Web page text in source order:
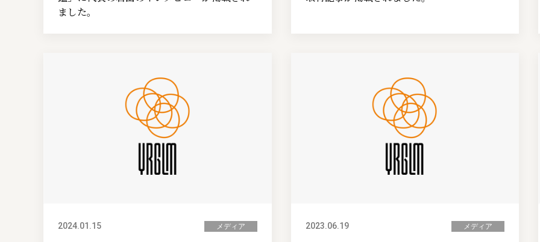
ました。
2024.01.15 メディア 2023.06.19 メディア